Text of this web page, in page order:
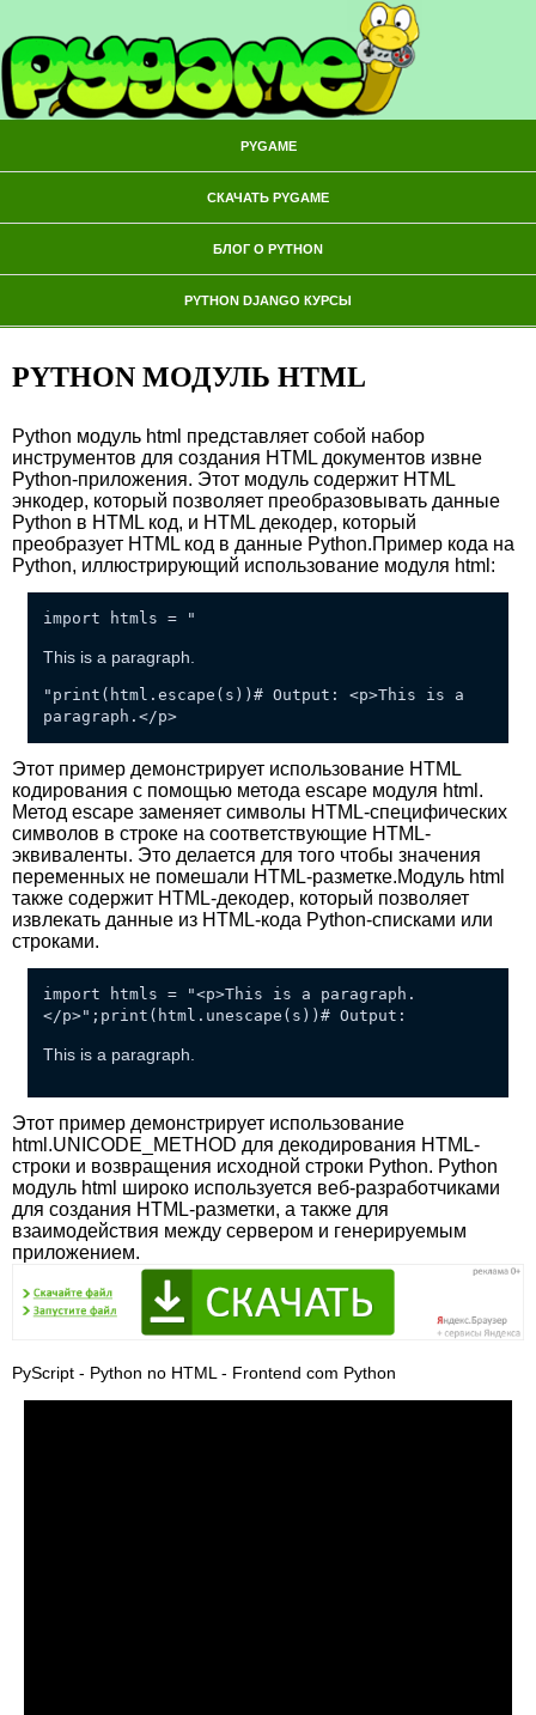
PYGAME
СКАЧАТЬ PYGAME
БЛОГ О PYTHON
PYTHON DJANGO КУРСЫ
PYTHON МОДУЛЬ HTML
Python модуль html представляет собой набор
инструментов для создания HTML документов извне
Python-приложения. Этот модуль содержит HTML
энкодер, который позволяет преобразовывать данные
Python в HTML код, и HTML декодер, который
преобразует HTML код в данные Python.Пример кода на
Python, иллюстрирующий использование модуля html:
import htmls = "
This is a paragraph.
"print(html.escape(s))# Output: <p>This is a
paragraph.</p>
Этот пример демонстрирует использование HTML
кодирования с помощью метода escape модуля html.
Метод escape заменяет символы HTML-специфических
символов в строке на соответствующие HTML-
эквиваленты. Это делается для того чтобы значения
переменных не помешали HTML-разметке.Модуль html
также содержит HTML-декодер, который позволяет
извлекать данные из HTML-кода Python-списками или
строками.
import htmls = "<p>This is a paragraph.
</p>";print(html.unescape(s))# Output:
This is a paragraph.
Этот пример демонстрирует использование
html.UNICODE_METHOD для декодирования HTML-
строки и возвращения исходной строки Python. Python
модуль html широко используется веб-разработчиками
для создания HTML-разметки, а также для
взаимодействия между сервером и генерируемым
приложением.
PyScript - Python no HTML - Frontend com Python